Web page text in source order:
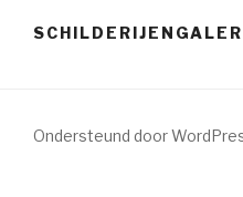
Ondersteund door